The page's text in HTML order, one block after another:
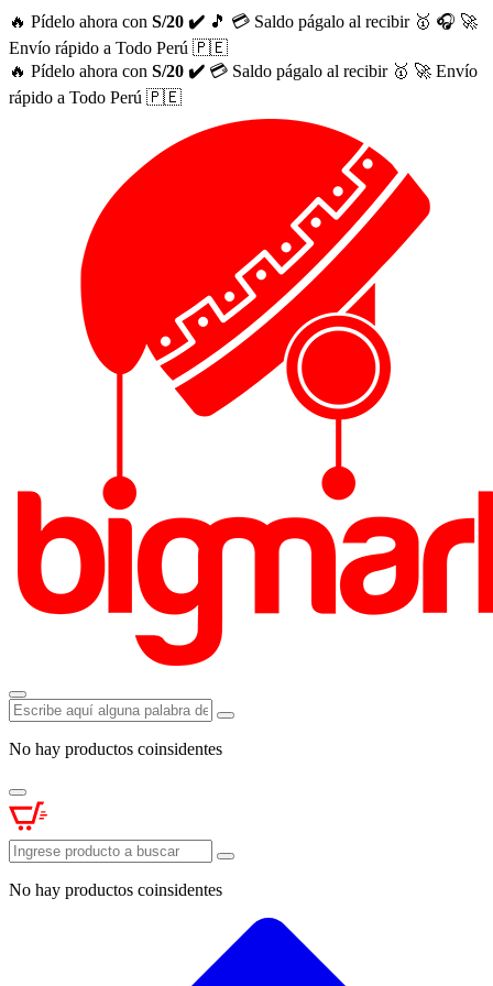
🔥 Pídelo ahora con S/20 ✔️ 🎵 💳 Saldo págalo al recibir 🥇 🎧 🚀
Envío rápido a Todo Perú 🇵🇪
🔥 Pídelo ahora con S/20 ✔️ 💳 Saldo págalo al recibir 🥇 🚀 Envío
rápido a Todo Perú 🇵🇪
No hay productos coinsidentes
No hay productos coinsidentes